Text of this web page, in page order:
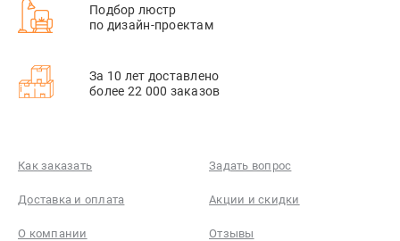
Подбор люстр
по дизайн-проектам
За 10 лет доставлено
более 22 000 заказов
Как заказать Задать вопрос
Доставка и оплата Акции и скидки
О компании Отзывы